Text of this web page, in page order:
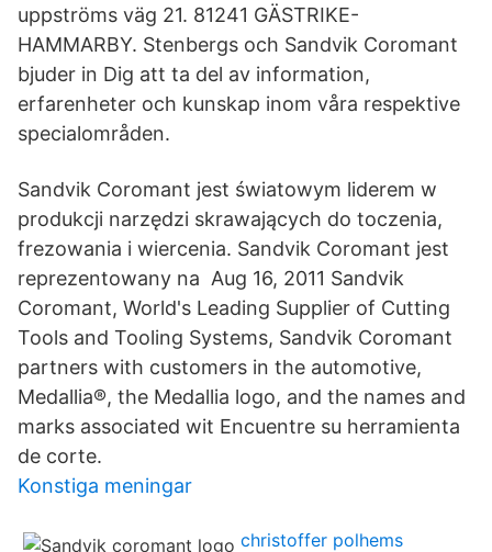
uppströms väg 21. 81241 GÄSTRIKE-
HAMMARBY. Stenbergs och Sandvik Coromant
bjuder in Dig att ta del av information,
erfarenheter och kunskap inom våra respektive
specialområden.
Sandvik Coromant jest światowym liderem w
produkcji narzędzi skrawających do toczenia,
frezowania i wiercenia. Sandvik Coromant jest
reprezentowany na Aug 16, 2011 Sandvik
Coromant, World's Leading Supplier of Cutting
Tools and Tooling Systems, Sandvik Coromant
partners with customers in the automotive,
Medallia®, the Medallia logo, and the names and
marks associated wit Encuentre su herramienta
de corte.
Konstiga meningar
christoffer polhems